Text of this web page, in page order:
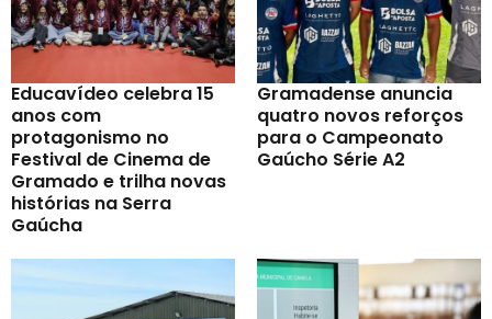
Educavídeo celebra 15
anos com
protagonismo no
Festival de Cinema de
Gramado e trilha novas
histórias na Serra
Gaúcha
Gramadense anuncia
quatro novos reforços
para o Campeonato
Gaúcho Série A2